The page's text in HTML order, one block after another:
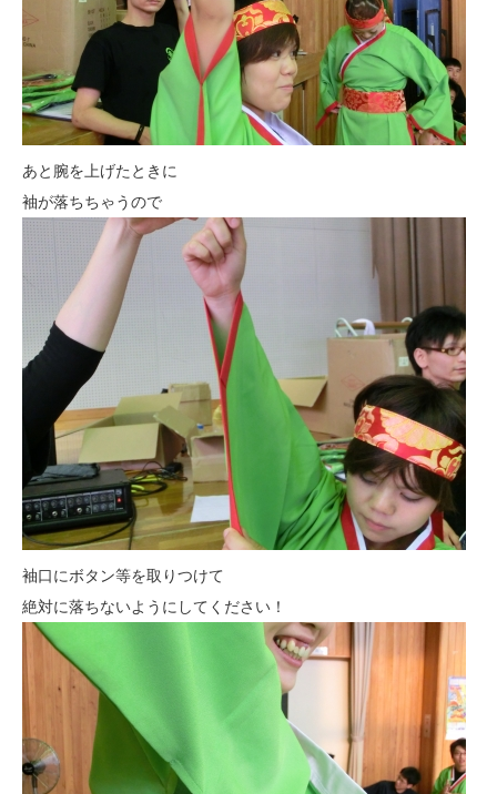
あと腕を上げたときに
袖が落ちちゃうので
袖口にボタン等を取りつけて
絶対に落ちないようにしてください！